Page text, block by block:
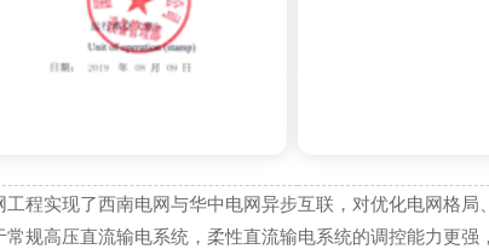
程实现了西南电网与华中电网异步互联，对优化电网格
规高压直流输电系统，柔性直流输电系统的调控能力更